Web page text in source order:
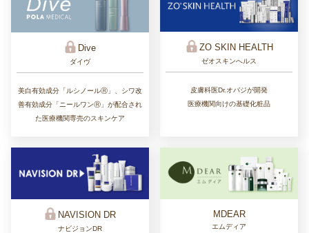
Dive
ダイヴ
美白有効成分「ルシノールⓇ」、シワ改
善有効成分「ニールワンⓇ」が配合され
た医療機関専売のスキンケア
ZO SKIN HEALTH
ゼオスキンへルス
皮膚科医Dr.オバジが開発
医療機関向けの基礎化粧品
NAVISION DR
ナビジョンDR
MDEAR
エムディア